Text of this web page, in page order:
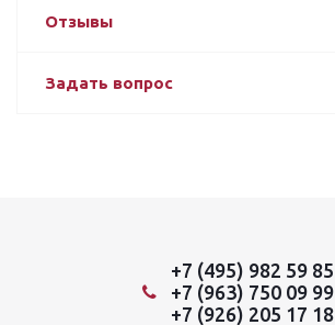
Отзывы
Задать вопрос
+7 (495) 982 59 85
+7 (963) 750 09 99
+7 (926) 205 17 18